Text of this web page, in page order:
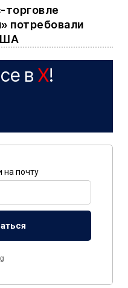
торговле
потребовали
в X!